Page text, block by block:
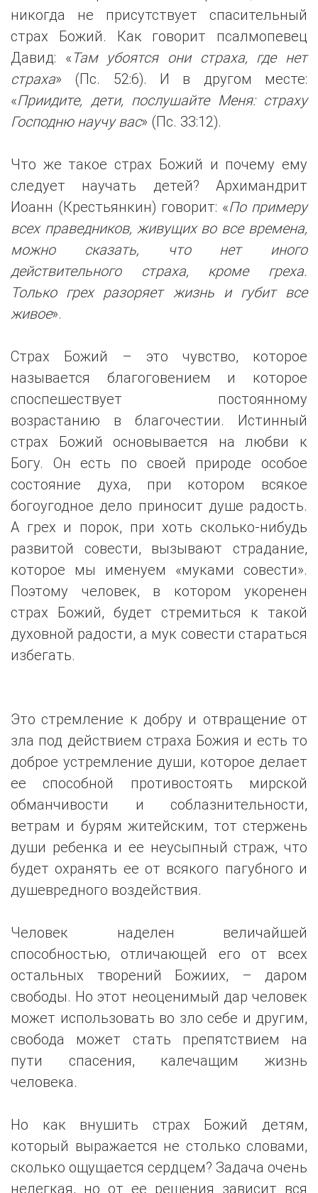
никогда не присутствует спасительный
страх Божий. Как говорит псалмопевец
Давид: « Там убоятся они страха, где нет
страха» (Пс. 52:6). И в другом месте:
«Приидите, дети, послушайте Меня: страху
Господню научу вас» (Пс. 33:12).
Что же такое страх Божий и почему ему
следует научать детей? Архимандрит
Иоанн (Крестьянкин) говорит: «По примеру
всех праведников, живущих во все времена,
можно сказать, что нет иного
действительного страха, кроме греха.
Только грех разоряет жизнь и губит все
живое».
Страх Божий – это чувство, которое
называется благоговением и которое
споспешествует постоянному
возрастанию в благочестии. Истинный
страх Божий основывается на любви к
Богу. Он есть по своей природе особое
состояние духа, при котором всякое
богоугодное дело приносит душе радость.
А грех и порок, при хоть сколько-нибудь
развитой совести, вызывают страдание,
которое мы именуем «муками совести».
Поэтому человек, в котором укоренен
страх Божий, будет стремиться к такой
духовной радости, а мук совести стараться
избегать.
Это стремление к добру и отвращение от
зла под действием страха Божия и есть то
доброе устремление души, которое делает
ее способной противостоять мирской
обманчивости и соблазнительности,
ветрам и бурям житейским, тот стержень
души ребенка и ее неусыпный страж, что
будет охранять ее от всякого пагубного и
душевредного воздействия.
Человек наделен величайшей
способностью, отличающей его от всех
остальных творений Божиих, – даром
свободы. Но этот неоценимый дар человек
может использовать во зло себе и другим,
свобода может стать препятствием на
пути спасения, калечащим жизнь
человека.
Но как внушить страх Божий детям,
который выражается не столько словами,
сколько ощущается сердцем? Задача очень
нелегкая, но от ее решения зависит вся